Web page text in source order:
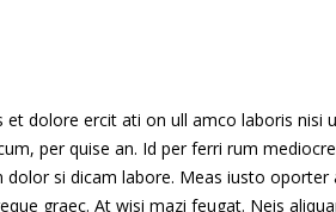
dolore ercit ati on ull amco laboris nisi
per quise an. Id per ferri rum
si dicam labore. Meas iusto oporter
graec. At wisi mazi feugat. Neis